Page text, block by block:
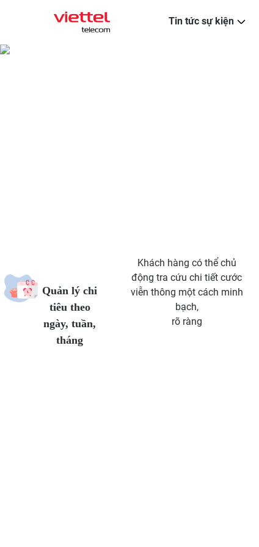
Tin tức sự kiện
Quản lý chi
tiêu theo
ngày, tuần,
tháng
Khách hàng có thể chủ
động tra cứu chi tiết cước
viễn thông một cách minh
bạch,
rõ ràng